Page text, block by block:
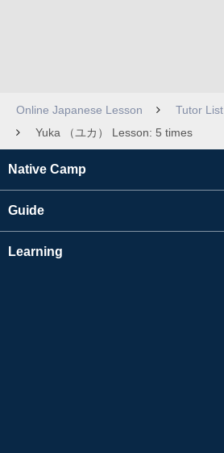
Online Japanese Lesson
Tutor List
Yuka （ユカ） Lesson: 5 times
Native Camp
Guide
Learning